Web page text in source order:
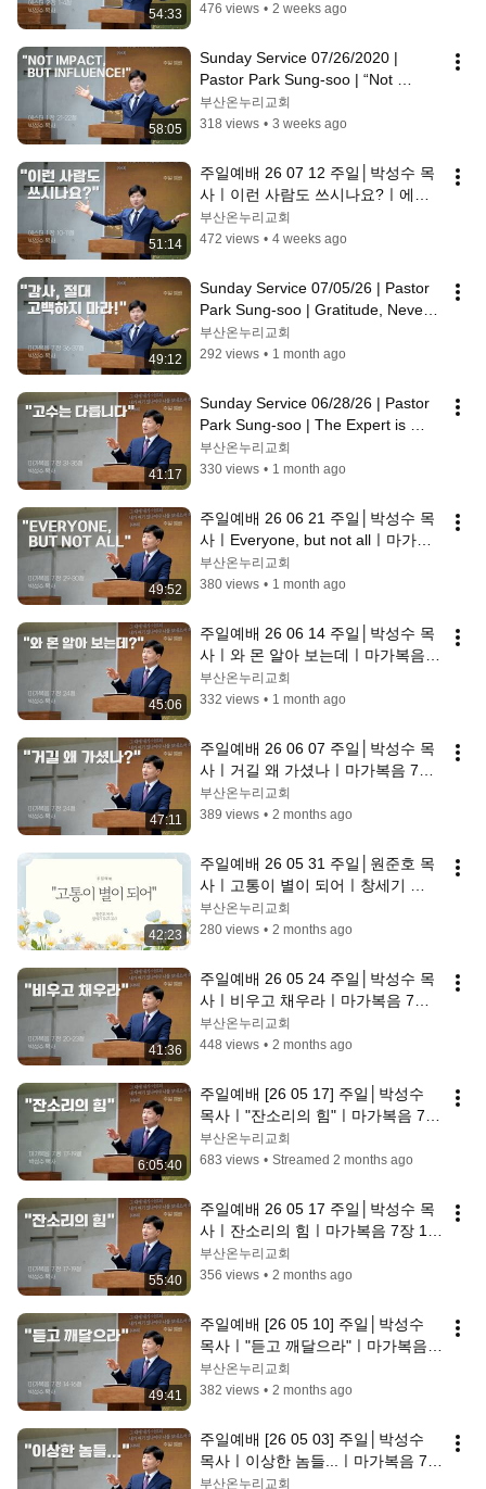
54:33
476 views • 2 weeks ago
58:05
Sunday Service 07/26/2020 |
Pastor Park Sung-soo | “Not
impact, but influence!” | Esther
1:21–22 ...
부산온누리교회
318 views • 3 weeks ago
51:14
주일예배 26 07 12 주일│박성수 목
사ㅣ이런 사람도 쓰시나요?ㅣ에스
더 1장 10 ~ 11절│부산온누리교회
부산온누리교회
472 views • 4 weeks ago
49:12
Sunday Service 07/05/26 | Pastor
Park Sung-soo | Gratitude, Never
Confess It! | Mark 7:36-37 | Bu...
부산온누리교회
292 views • 1 month ago
41:17
Sunday Service 06/28/26 | Pastor
Park Sung-soo | The Expert is
Different | Mark 7:31-35 | Busan
O...
부산온누리교회
330 views • 1 month ago
49:52
주일예배 26 06 21 주일│박성수 목
사ㅣEveryone, but not allㅣ마가복
음 7장 29 30절│부산온누리교회
부산온누리교회
380 views • 1 month ago
45:06
주일예배 26 06 14 주일│박성수 목
사ㅣ와 몬 알아 보는데ㅣ마가복음 7
장 24절│부산온누리교회
부산온누리교회
332 views • 1 month ago
47:11
주일예배 26 06 07 주일│박성수 목
사ㅣ거길 왜 가셨나ㅣ마가복음 7장
24절│부산온누리교회
부산온누리교회
389 views • 2 months ago
42:23
주일예배 26 05 31 주일│원준호 목
사ㅣ고통이 별이 되어ㅣ창세기
11:27-12:3│부산온누리교회
부산온누리교회
280 views • 2 months ago
41:36
주일예배 26 05 24 주일│박성수 목
사ㅣ비우고 채우라ㅣ마가복음 7장
20  23절│부산온누리교회
부산온누리교회
448 views • 2 months ago
6:05:40
주일예배 [26 05 17] 주일│박성수
목사ㅣ"잔소리의 힘"ㅣ마가복음 7장
17-19절│부산온누리교회
부산온누리교회
683 views • Streamed 2 months ago
55:40
주일예배 26 05 17 주일│박성수 목
사ㅣ잔소리의 힘ㅣ마가복음 7장 17
19절│부산온누리교회
부산온누리교회
356 views • 2 months ago
49:41
주일예배 [26 05 10] 주일│박성수
목사ㅣ"듣고 깨달으라"ㅣ마가복음 7
장 14-16절│부산온누리교회
부산온누리교회
382 views • 2 months ago
주일예배 [26 05 03] 주일│박성수
목사ㅣ이상한 놈들...ㅣ마가복음 7장
8절│부산온누리교회
부산온누리교회